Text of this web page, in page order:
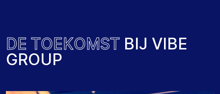
DE TOEKOMST BIJ VIBE
GROUP